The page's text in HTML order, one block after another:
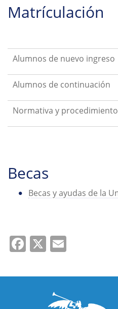
Matrículación
Alumnos de nuevo ingreso
Alumnos de continuación
Normativa y
Becas
Becas y ayudas de la
Facebook
X